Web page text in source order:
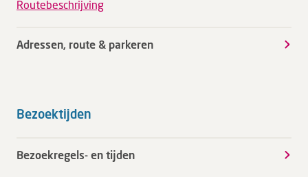
Routebeschrijving
Adressen, route & parkeren
Bezoektijden
Bezoekregels- en tijden